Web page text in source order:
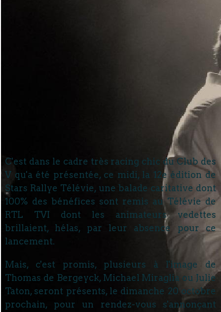
C'est dans le cadre très racing chic du Club des
V qu'a été présentée, ce midi, la 12e édition de
Stars Rallye Télévie, une balade caritative dont
100% des bénéfices sont remis au Télévie de
RTL TVI dont les animateurs vedettes
brillaient, hélas, par leur absence pour ce
lancement.
Mais, c'est promis, plusieurs à l'image de
Thomas de Bergeyck, Michael Miraglia ou Julie
Taton, seront présents, le dimanche 20 octobre
prochain, pour un rendez-vous s'annonçant